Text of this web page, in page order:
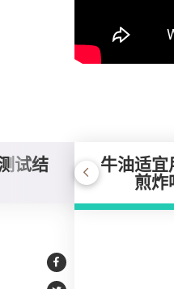
试结 牛油适
煎炸
Facebook
牛油适